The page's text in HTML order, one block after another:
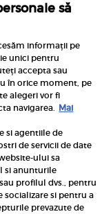
să
informații pe
unici pentru
accepta sau
în orice moment, pe
alegeri vor fi
navigarea. Mai
si agentiile de
de servicii de date
ului sa
si anunturile
profilul dvs., pentru
si pentru a
prevazute de